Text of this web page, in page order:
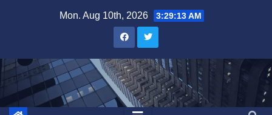
Mon. Aug 10th, 2026 3:29:14 AM